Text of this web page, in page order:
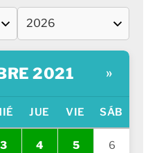
2021 »
JUE VIE SÁB
3 4 5 6